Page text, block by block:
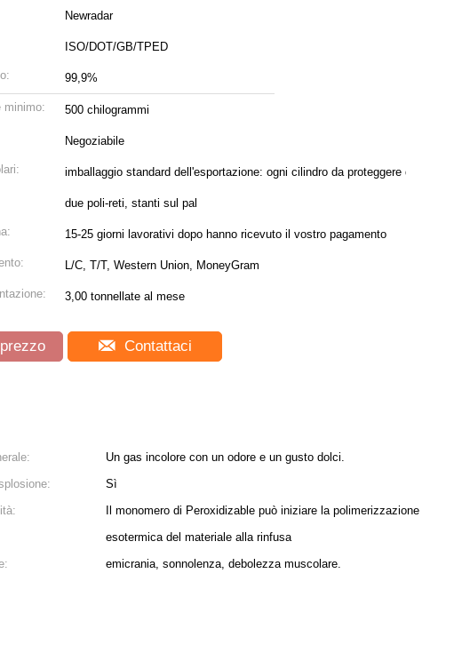
Newradar
ISO/DOT/GB/TPED
99,9%
minimo: 500 chilogrammi
Negoziabile
imballaggio standard dell'esportazione: ogni cilindro da proteggere da
due poli-reti, stanti sul pal
15-25 giorni lavorativi dopo hanno ricevuto il vostro pagamento
L/C, T/T, Western Union, MoneyGram
3,00 tonnellate al mese
Contattaci
Un gas incolore con un odore e un gusto dolci.
Sì
Il monomero di Peroxidizable può iniziare la polimerizzazione
esotermica del materiale alla rinfusa
emicrania, sonnolenza, debolezza muscolare.